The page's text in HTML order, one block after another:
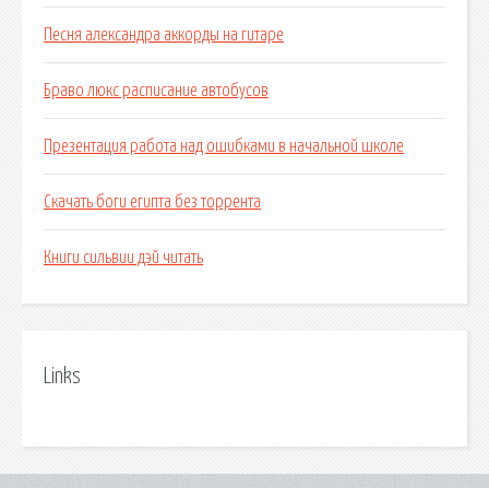
Песня александра аккорды на гитаре
Браво люкс расписание автобусов
Презентация работа над ошибками в начальной школе
Скачать боги египта без торрента
Книги сильвии дэй читать
Links